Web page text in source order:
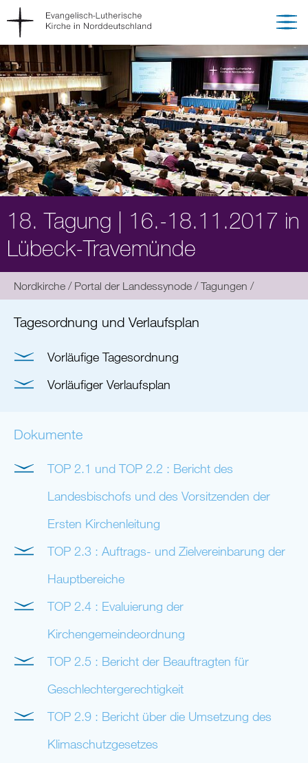
18. Tagung | 16.-18.11.2017 in
Lübeck-Travemünde
Sie
befinden
sich
Nordkirche Portal der Landessynode Tagungen
Tagesordnung und Verlaufsplan
Vorläufige Tagesordnung
Vorläufiger Verlaufsplan
Dokumente
TOP 2.1 und TOP 2.2 : Bericht des
Landesbischofs und des Vorsitzenden der
Ersten Kirchenleitung
TOP 2.3 : Auftrags- und Zielvereinbarung der
Hauptbereiche
TOP 2.4 : Evaluierung der
Kirchengemeindeordnung
TOP 2.5 : Bericht der Beauftragten für
Geschlechtergerechtigkeit
TOP 2.9 : Bericht über die Umsetzung des
Klimaschutzgesetzes